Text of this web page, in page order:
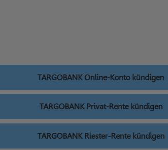
TARGOBANK Online-Konto kündigen
TARGOBANK Privat-Rente kündigen
TARGOBANK Riester-Rente kündigen